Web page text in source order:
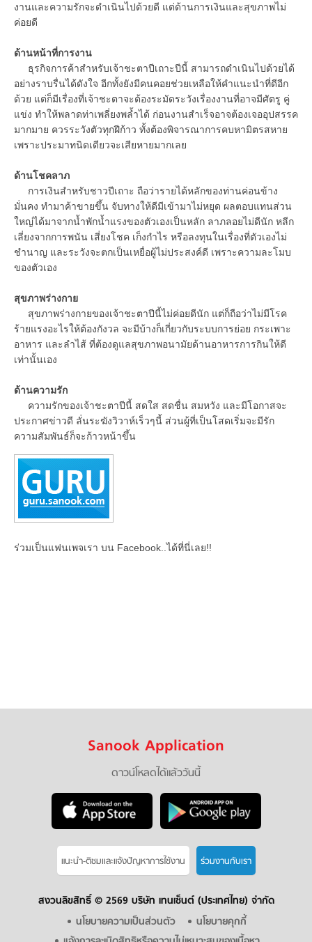
งานและความรักจะดำเนินไปด้วยดี แต่ด้านการเงินและสุขภาพไม่
ค่อยดี
ด้านหน้าที่การงาน
ธุรกิจการค้าสำหรับเจ้าชะตาปีเถาะปีนี้ สามารถดำเนินไปด้วยได้
อย่างราบรื่นได้ดังใจ อีกทั้งยังมีคนคอยช่วยเหลือให้คำแนะนำที่ดีอีก
ด้วย แต่ก็มีเรื่องที่เจ้าชะตาจะต้องระมัดระวังเรื่องงานที่อาจมีศัตรู คู่
แข่ง ทำให้พลาดท่าเพลี่ยงพล้ำได้ ก่อนงานสำเร็จอาจต้องเจออุปสรรค
มากมาย ควรระวังตัวทุกฝีก้าว ทั้งต้องพิจารณาการคบหามิตรสหาย
เพราะประมาทนิดเดียวจะเสียหายมากเลย
ด้านโชคลาภ
การเงินสำหรับชาวปีเถาะ ถือว่ารายได้หลักของท่านค่อนข้าง
มั่นคง ทำมาค้าขายขึ้น จับทางให้ดีมีเข้ามาไม่หยุด ผลตอบแทนส่วน
ใหญ่ได้มาจากน้ำพักน้ำแรงของตัวเองเป็นหลัก ลาภลอยไม่ดีนัก หลีก
เลี่ยงจากการพนัน เสี่ยงโชค เก็งกำไร หรือลงทุนในเรื่องที่ตัวเองไม่
ชำนาญ และระวังจะตกเป็นเหยื่อผู้ไม่ประสงค์ดี เพราะความละโมบ
ของตัวเอง
สุขภาพร่างกาย
สุขภาพร่างกายของเจ้าชะตาปีนี้ไม่ค่อยดีนัก แต่ก็ถือว่าไม่มีโรค
ร้ายแรงอะไรให้ต้องกังวล จะมีบ้างก็เกี่ยวกับระบบการย่อย กระเพาะ
อาหาร และลำไส้ ที่ต้องดูแลสุขภาพอนามัยด้านอาหารการกินให้ดี
เท่านั้นเอง
ด้านความรัก
ความรักของเจ้าชะตาปีนี้ สดใส สดชื่น สมหวัง และมีโอกาสจะ
ประกาศข่าวดี ลั่นระฆังวิวาห์เร็วๆนี้ ส่วนผู้ที่เป็นโสดเริ่มจะมีรัก
ความสัมพันธ์ก็จะก้าวหน้าขึ้น
ร่วมเป็นแฟนเพจเรา บน Facebook..ได้ที่นี่เลย!!
Sanook Application
ดาวน์โหลดได้แล้ววันนี้
แนะนำ-ติชมเเละแจ้งปัญหาการใช้งาน ร่วมงานกับเรา
สงวนลิขสิทธิ์ © 2569 บริษัท เทนเซ็นต์ (ประเทศไทย) จำกัด
นโยบายความเป็นส่วนตัว
นโยบายคุกกี้